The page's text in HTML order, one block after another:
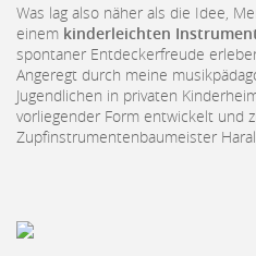
Was lag also näher als die Idee,
einem kinderleichten
spontaner Entdeckerfreude
Angeregt durch meine
Jugendlichen in privaten
vorliegender Form entwickelt und
Zupfinstrumenten­baumeister